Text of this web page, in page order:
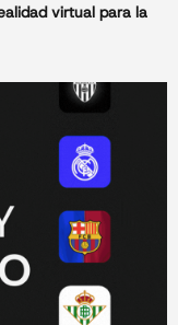
virtual para la